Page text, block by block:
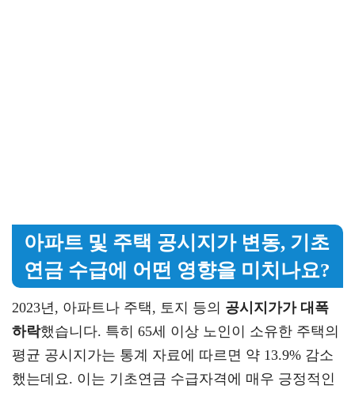
아파트 및 주택 공시지가 변동, 기초
연금 수급에 어떤 영향을 미치나요?
2023년, 아파트나 주택, 토지 등의 공시지가가 대폭
하락했습니다. 특히 65세 이상 노인이 소유한 주택의
평균 공시지가는 통계 자료에 따르면 약 13.9% 감소
했는데요. 이는 기초연금 수급자격에 매우 긍정적인